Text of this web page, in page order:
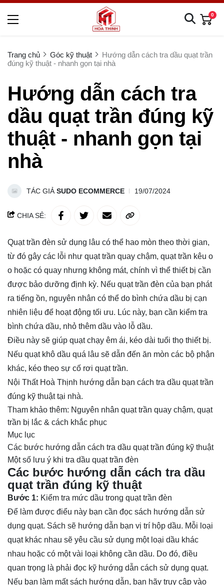
0
Trang chủ Góc kỹ thuật
Hướng dẫn cách tra dầu quạt trần
đúng kỹ thuật - nhanh gọn tại nhà
Hướng dẫn cách tra
dầu quạt trần đúng kỹ
thuật - nhanh gọn tại
nhà
TÁC GIẢ SUDO ECOMMERCE 19/07/2024
CHIA SẺ:
Quạt trần đèn sử dụng lâu có thể hao mòn theo thời gian,
từ đó gây các lỗi như quạt trần quay chậm, quạt trần kêu o
o hoặc có quay nhưng không mát, chính vì thể thiết bị cần
được bảo dưỡng định kỳ. Nếu quạt trần đèn của bạn phát
ra tiếng ồn, nguyên nhân có thể do bình chứa dầu bị cạn
nhiên liệu để hoạt động tối ưu. Lúc này, bạn cần kiểm tra
bình chứa dầu, nhỏ thêm dầu vào lỗ dầu.
Điều này sẽ giúp quạt chạy êm ái, kéo dài tuổi thọ thiết bị.
Nếu quạt khô dầu quá lâu sẽ dẫn đến ăn mòn các bộ phận
khác, kéo theo sự cố rơi quạt trần.
Nội Thất Hoà Thịnh hướng dẫn bạn cách tra dầu quạt trần
đúng kỹ thuật tại nhà.
Tham khảo thêm: Nguyên nhân quạt trần quay chậm, quạt
trần bị lắc & cách khắc phục
Mục lục
Các bước hướng dẫn cách tra dầu quạt trần đúng kỹ thuật
Một số lưu ý khi tra dầu quạt trần đèn
Các bước hướng dẫn cách tra dầu
quạt trần đúng kỹ thuật
Bước 1: Kiểm tra mức dầu trong quạt trần đèn
Để làm được điểu này bạn cần đọc sách hướng dẫn sử
dụng quạt. Sách sẽ hướng dẫn bạn vị trí hộp dầu. Mỗi loại
quạt khác nhau sẽ yêu cầu sử dụng một loại dầu khác
nhau hoặc có một vài loại không cần dầu. Do đó, điều
quan trọng là phải đọc kỹ hướng dẫn cách sử dụng quạt.
Nếu bạn làm mất sách hướng dẫn, bạn hãy truy cập vào